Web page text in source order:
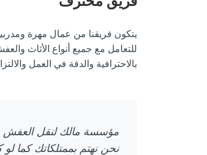
يتكون فريقنا من عمال مهرة
للتعامل مع جميع أنواع الأثاث
بالاحترافية والدقة في العمل
مؤسسة مالك لنقل العفش
نحن نهتم بممتلكاتك كما لو